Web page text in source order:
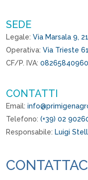
SEDE
Legale: Via Marsala 9,
Operativa: Via Trieste
CF/P. IVA: 08265840960
CONTATTI
Email:
Telefono: (+39) 02
Responsabile: Luigi